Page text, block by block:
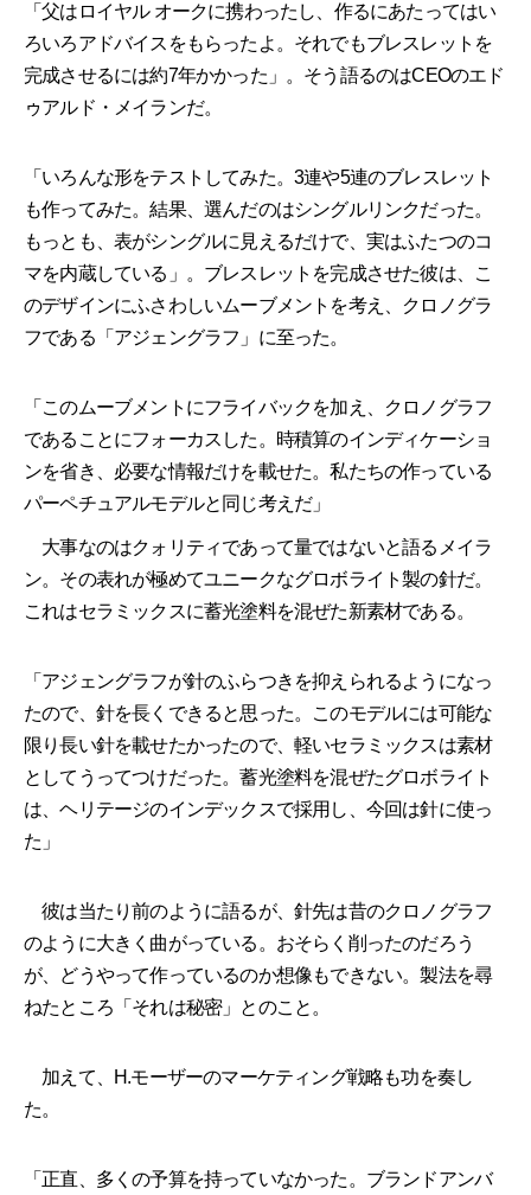
「父はロイヤル オークに携わったし、作るにあたってはい
ろいろアドバイスをもらったよ。それでもブレスレットを
完成させるには約7年かかった」。そう語るのはCEOのエド
ゥアルド・メイランだ。
「いろんな形をテストしてみた。3連や5連のブレスレット
も作ってみた。結果、選んだのはシングルリンクだった。
もっとも、表がシングルに見えるだけで、実はふたつのコ
マを内蔵している」。ブレスレットを完成させた彼は、こ
のデザインにふさわしいムーブメントを考え、クロノグラ
フである「アジェングラフ」に至った。
「このムーブメントにフライバックを加え、クロノグラフ
であることにフォーカスした。時積算のインディケーショ
ンを省き、必要な情報だけを載せた。私たちの作っている
パーペチュアルモデルと同じ考えだ」
大事なのはクォリティであって量ではないと語るメイラ
ン。その表れが極めてユニークなグロボライト製の針だ。
これはセラミックスに蓄光塗料を混ぜた新素材である。
「アジェングラフが針のふらつきを抑えられるようになっ
たので、針を長くできると思った。このモデルには可能な
限り長い針を載せたかったので、軽いセラミックスは素材
としてうってつけだった。蓄光塗料を混ぜたグロボライト
は、ヘリテージのインデックスで採用し、今回は針に使っ
た」
彼は当たり前のように語るが、針先は昔のクロノグラフ
のように大きく曲がっている。おそらく削ったのだろう
が、どうやって作っているのか想像もできない。製法を尋
ねたところ「それは秘密」とのこと。
加えて、H.モーザーのマーケティング戦略も功を奏し
た。
「正直、多くの予算を持っていなかった。ブランドアンバ